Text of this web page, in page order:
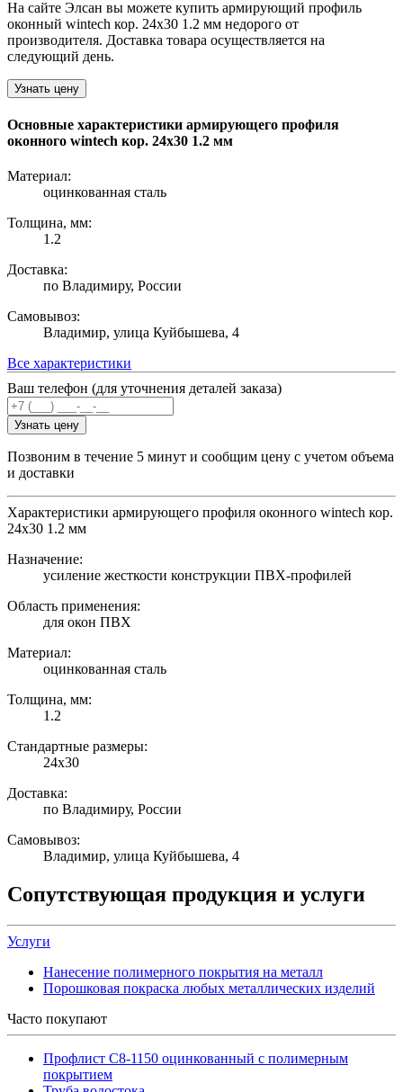
На сайте Элсан вы можете купить армирующий профиль
оконный wintech кор. 24х30 1.2 мм недорого от
производителя. Доставка товара осуществляется на
следующий день.
Узнать цену
Основные характеристики армирующего профиля
оконного wintech кор. 24х30 1.2 мм
Материал:
оцинкованная сталь
Толщина, мм:
1.2
Доставка:
по Владимиру, России
Самовывоз:
Владимир, улица Куйбышева, 4
Все характеристики
Ваш телефон (для уточнения деталей заказа)
Узнать цену
Позвоним в течение 5 минут и сообщим цену с учетом объема
и доставки
Характеристики армирующего профиля оконного wintech кор.
24х30 1.2 мм
Назначение:
усиление жесткости конструкции ПВХ-профилей
Область применения:
для окон ПВХ
Материал:
оцинкованная сталь
Толщина, мм:
1.2
Стандартные размеры:
24х30
Доставка:
по Владимиру, России
Самовывоз:
Владимир, улица Куйбышева, 4
Сопутствующая продукция и услуги
Услуги
Нанесение полимерного покрытия на металл
Порошковая покраска любых металлических изделий
Часто покупают
Профлист С8-1150 оцинкованный с полимерным
покрытием